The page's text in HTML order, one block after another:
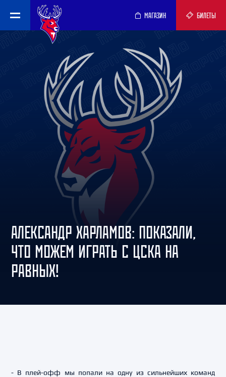
МАГАЗИН БИЛЕТЫ
АЛЕКСАНДР ХАРЛАМОВ: ПОКАЗАЛИ,
ЧТО МОЖЕМ ИГРАТЬ С ЦСКА НА
РАВНЫХ!
- В плей-офф мы попали на одну из сильнейших команд